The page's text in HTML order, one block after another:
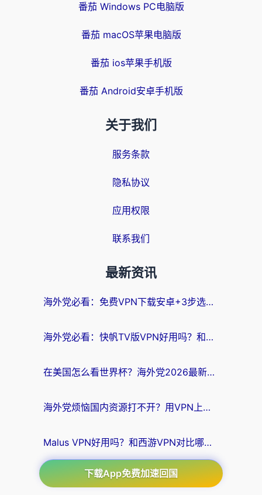
番茄 Windows PC电脑版
番茄 macOS苹果电脑版
番茄 ios苹果手机版
番茄 Android安卓手机版
关于我们
服务条款
隐私协议
应用权限
联系我们
最新资讯
海外党必看：免费VPN下载安卓+3步选对国外到国内加速器，无缝刷国内资源
海外党必看：快帆TV版VPN好用吗？和斧牛手游VPN对比哪个回国效果更好？附电脑翻墙回国实用技巧
在美国怎么看世界杯？海外党2026最新回国加速器指南：从影音到游戏全搞定
海外党烦恼国内资源打不开？用VPN上海节点+这几点，轻松搞定回国加速！
Malus VPN好用吗？和西游VPN对比哪个回国效果更好？海外党亲测后的真实选择
下载App免费加速回国